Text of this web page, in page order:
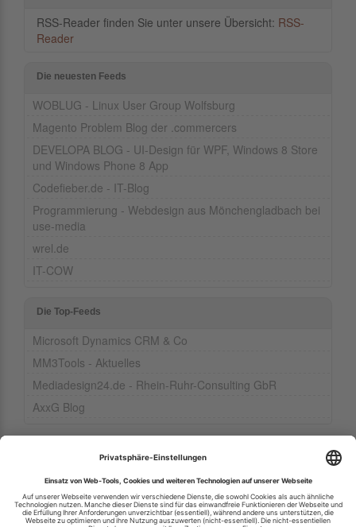
RSS-Reader finden Sie unter unsere Übersicht: RSS-
Reader
Die neuesten Feeds
WOBLUG - Linux User Group Wolfsburg
Magento Problem Blog der .commercers
DEVELOPA BLOG - UI-Design für WPF, Windows 8 Store
und Windows Phone 8 App
Codefieber.de - IT-Blog
Programmierung - Webdesign aus Mönchengladbach bei
use-media
wrel.de
IT-COW
Die Top-Feeds
Microsoft Dynamics CRM & Co
MM3Tools - Aktuelles
Mediadesign24.de - Rhein-Ruhr-Consulting GbR
AxxG Blog
Ihren RSS-Feed veröffentlichen